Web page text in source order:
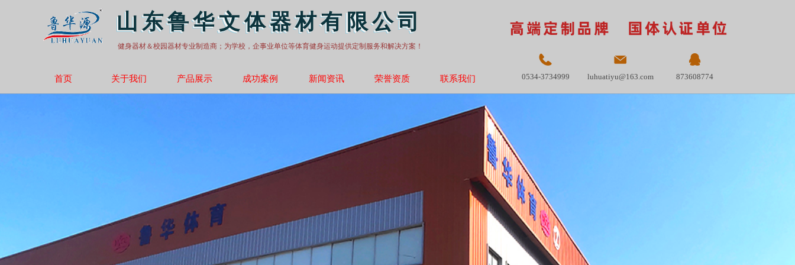
首页 关于我们 产品展示 成功案例 新闻资讯 荣誉资质 联系我们
高端定制品牌 国体认证单位
山东鲁华文体器材有限公司
0534-3734999 luhuatiyu@163.com 873608774
健身器材＆校园器材专业制造商；为学校，企事业单位等体育健身运动提供定制服务和解决方案！